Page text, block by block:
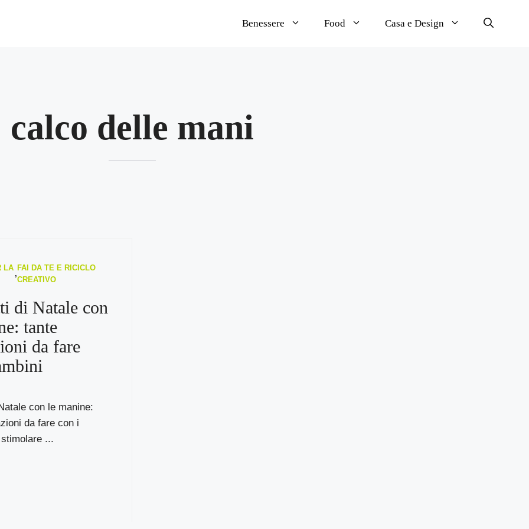
Benessere Food Casa e Design
calco delle mani
LA
,
FAI DA TE E RICICLO
CREATIVO
di Natale con
tante
da fare
con le manine:
da fare con i
...